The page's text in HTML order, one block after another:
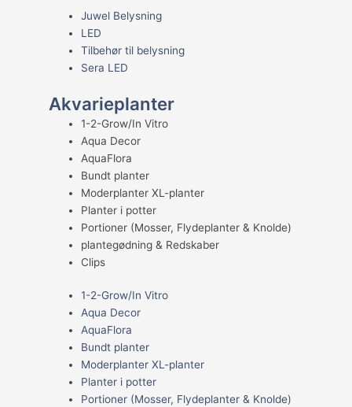
Juwel Belysning
LED
Tilbehør til belysning
Sera LED
Akvarieplanter
1-2-Grow/In Vitro
Aqua Decor
AquaFlora
Bundt planter
Moderplanter XL-planter
Planter i potter
Portioner (Mosser, Flydeplanter & Knolde)
plantegødning & Redskaber
Clips
1-2-Grow/In Vitro
Aqua Decor
AquaFlora
Bundt planter
Moderplanter XL-planter
Planter i potter
Portioner (Mosser, Flydeplanter & Knolde)